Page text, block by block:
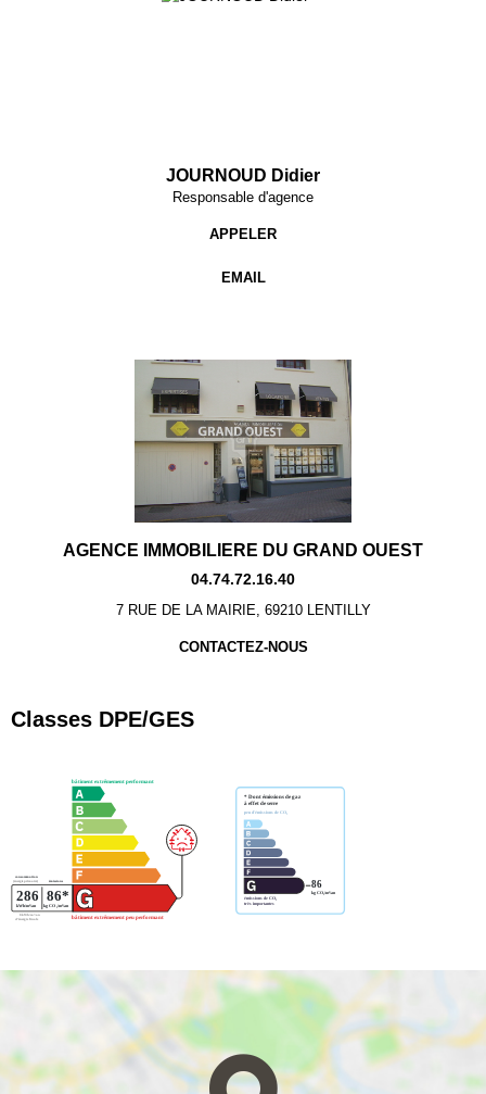
JOURNOUD Didier
Responsable d'agence
APPELER
EMAIL
AGENCE IMMOBILIERE DU GRAND OUEST
04.74.72.16.40
7 RUE DE LA MAIRIE, 69210 LENTILLY
CONTACTEZ-NOUS
Classes DPE/GES